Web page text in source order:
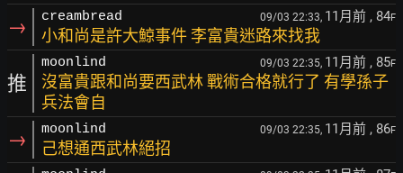
→ creambread 09/03 22:33, 11月前 , 84F
小和尚是許大鯨事件 李富貴迷路來找我
推
moonlind 09/03 22:35, 11月前 , 85F
沒富貴跟和尚要西武林 戰術合格就行了 有學孫子
兵法會自
→ moonlind 09/03 22:35, 11月前 , 86F
己想通西武林絕招